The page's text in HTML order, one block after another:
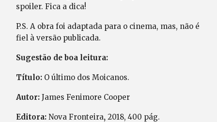
spoiler. Fica a dica!
P.S. A obra foi adaptada para o cinema, mas, não é
fiel à versão publicada.
Sugestão de boa leitura:
Título: O último dos Moicanos.
Autor:James Fenimore Cooper
Editora:Nova Fronteira, 2018, 400 pág.